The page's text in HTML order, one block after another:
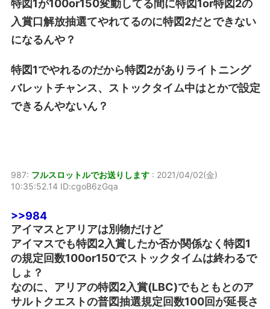
特図1が100or150変動してる間に特図1or特図2の
入賞口解放抽選てやれてるのに特図2だとできない
になるんや？
特図1でやれるのだから特図2がありライトニング
バレットチャンス、ストックタイム中はとかで設定
できるんやないん？
987: フルスロットルでお送りします : 2021/04/02(金)
10:35:52.14 ID:cgoB6zGqa
>>984
アイマスとアリアは別物だけど
アイマスでも特図2入賞したか否か関係なく特図1
の規定回数100or150でストックタイムは終わるで
しょ？
なのに、アリアの特図2入賞(LBC)でもともとのア
サルトクエストの普図抽選規定回数100回が延長さ